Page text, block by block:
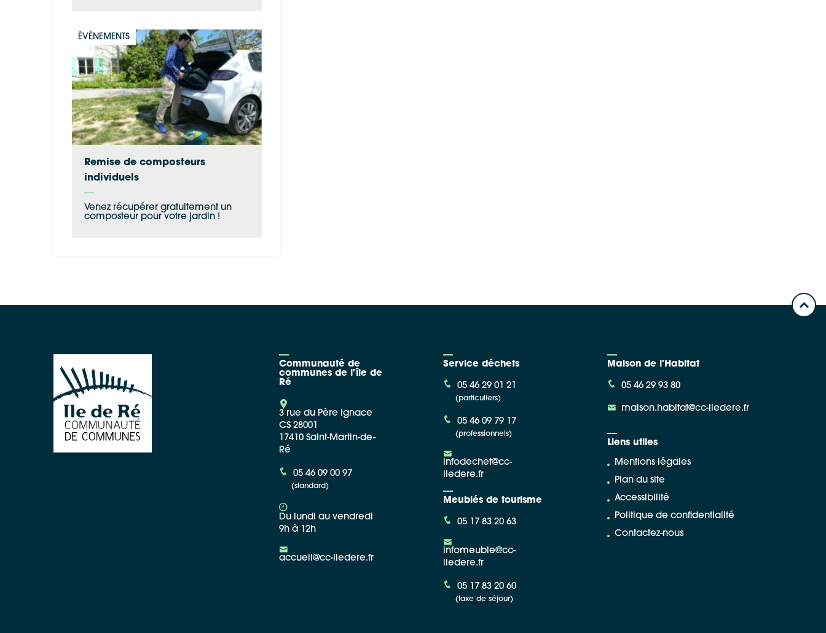
ÉVÉNEMENTS
Remise de composteurs
individuels
Venez récupérer gratuitement un
composteur pour votre jardin !
Communauté de
communes de l'île de
Ré
3 rue du Père Ignace
CS 28001
17410 Saint-Martin-de-
Ré
05 46 09 00 97
(standard)
Du lundi au vendredi
9h à 12h
accueil@cc-iledere.fr
Service déchets
05 46 29 01 21
(particuliers)
05 46 09 79 17
(professionnels)
infodechet@cc-
iledere.fr
Meublés de tourisme
05 17 83 20 63
infomeuble@cc-
iledere.fr
05 17 83 20 60
(taxe de séjour)
Maison de l'Habitat
05 46 29 93 80
maison.habitat@cc-iledere.fr
Liens utiles
Mentions légales
Plan du site
Accessibilité
Politique de confidentialité
Contactez-nous